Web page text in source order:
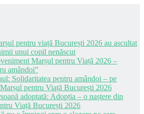
pentru viață București 2026 au ascultat
unui copil nenăscut
Marșul pentru Viață 2026 –
amândoi”
Solidaritatea pentru amândoi – pe
pentru Viață București 2026
adoptată: Adopția – o naștere din
Viață București 2026